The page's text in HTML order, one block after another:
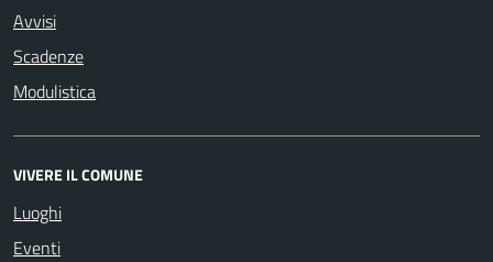
Avvisi
Scadenze
Modulistica
VIVERE IL COMUNE
Luoghi
Eventi